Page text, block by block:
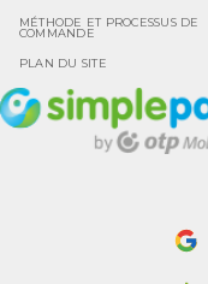
MÉTHODE ET PROCESSUS DE
COMMANDE
PLAN DU SITE